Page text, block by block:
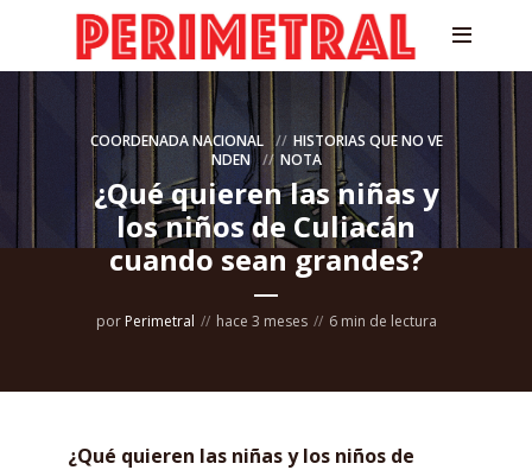
COORDENADA NACIONAL
HISTORIAS QUE NO VE
NDEN
NOTA
¿Qué quieren las niñas y
los niños de Culiacán
cuando sean grandes?
por Perimetral hace 3 meses 6 min de lectura
¿Qué quieren las niñas y los niños de